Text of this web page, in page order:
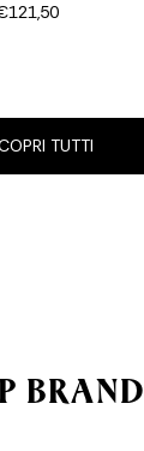
TUTTI
BRAND